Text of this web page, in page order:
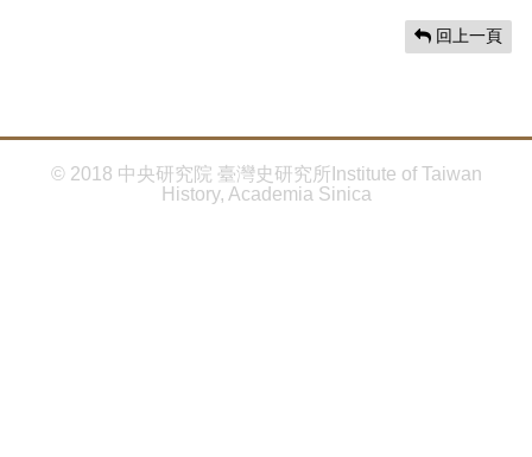
回上一頁
© 2018 中央研究院 臺灣史研究所Institute of Taiwan
History, Academia Sinica